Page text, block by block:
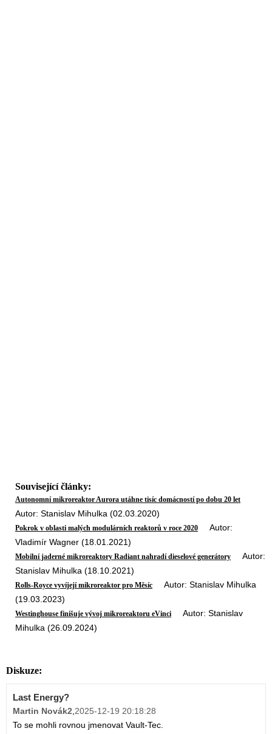
Související články:
Autonomní mikroreaktor Aurora utáhne tisíc domácností po dobu 20 let
Autor: Stanislav Mihulka (02.03.2020)
Pokrok v oblasti malých modulárních reaktorů v roce 2020 Autor:
Vladimír Wagner (18.01.2021)
Mobilní jaderné mikroreaktory Radiant nahradí dieselové generátory Autor:
Stanislav Mihulka (18.10.2021)
Rolls-Royce vyvíjejí mikroreaktor pro Měsíc Autor: Stanislav Mihulka
(19.03.2023)
Westinghouse finišuje vývoj mikroreaktoru eVinci Autor: Stanislav
Mihulka (26.09.2024)
Diskuze:
Last Energy?
Martin Novák2 2025-12-19 20:18:28
To se mohli rovnou jmenovat Vault-Tec.